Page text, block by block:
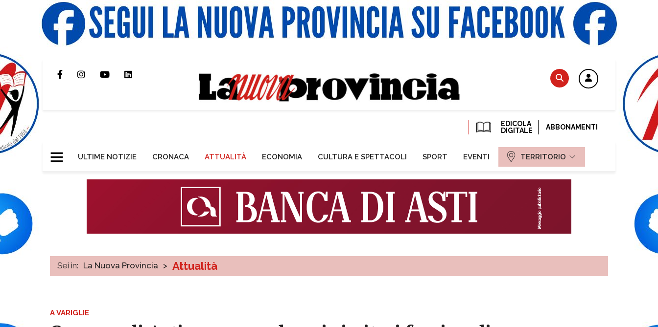
EDICOLA
DIGITALE
ABBONAMENTI
ULTIME NOTIZIE CRONACA ATTUALITÀ ECONOMIA CULTURA E SPETTACOLI SPORT EVENTI TERRITORIO
Sei in: La Nuova Provincia > Attualità
A VARIGLIE